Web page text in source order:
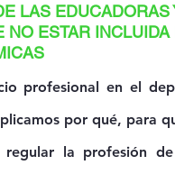
LAS EDUCADORAS
ESTAR
profesional en el
por qué, para
la profesión